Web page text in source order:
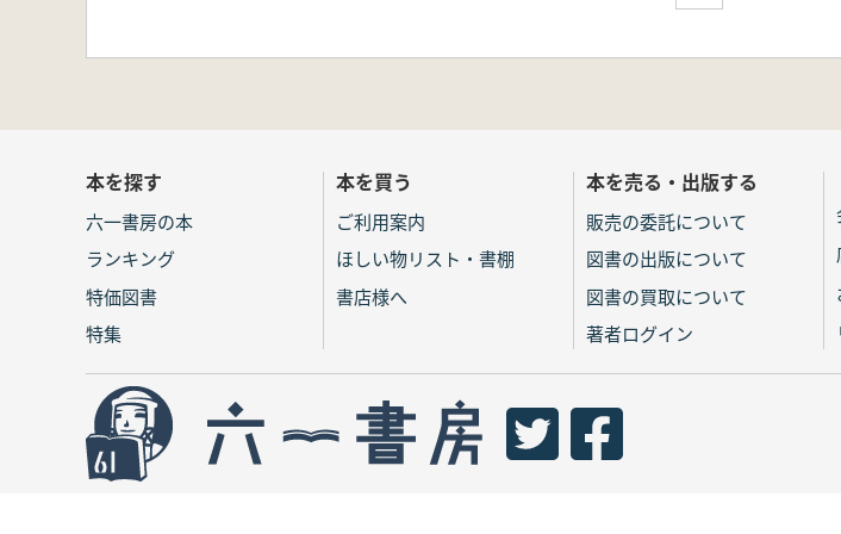
本を探す
六一書房の本
ランキング
特価図書
特集
本を買う
ご利用案内
ほしい物リスト・書棚
書店様へ
本を売る・出版する
販売の委託について
図書の出版について
図書の買取について
著者ログイン